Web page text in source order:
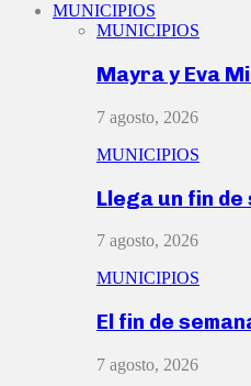
MUNICIPIOS
MUNICIPIOS
Mayra y Eva
7 agosto, 2026
MUNICIPIOS
Llega un fin
7 agosto, 2026
MUNICIPIOS
El fin de
7 agosto, 2026